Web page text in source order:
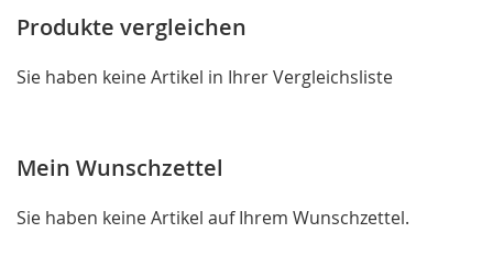
Produkte vergleichen
Sie haben keine Artikel in Ihrer Vergleichsliste
Mein Wunschzettel
Sie haben keine Artikel auf Ihrem Wunschzettel.